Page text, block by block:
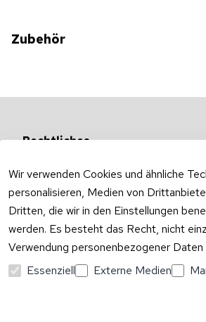
Zubehör
Wir verwenden Cookies und ähnliche
personalisieren, Medien von
Dritten, die wir in den Einstellungen
werden. Es besteht das Recht, nicht
Verwendung personenbezogener Daten
Essenziell
Externe Medien
Rechtliches
Impressum
Datenschutzerklärung
Widerrufsrecht
Vertrag widerrufen